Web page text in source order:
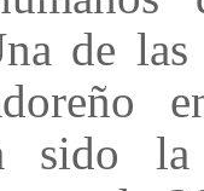
de
sido